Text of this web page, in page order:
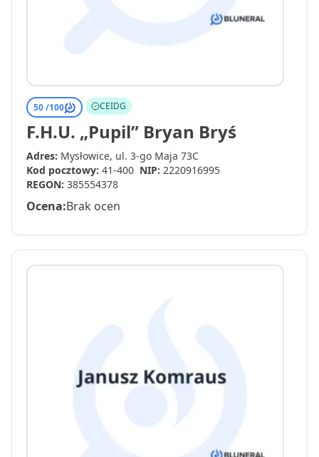
50 /100 CEIDG
F.H.U. „Pupil” Bryan Bryś
Adres: Mysłowice, ul. 3-go Maja 73C
Kod pocztowy: 41-400 NIP: 2220916995
REGON: 385554378
Ocena:Brak ocen